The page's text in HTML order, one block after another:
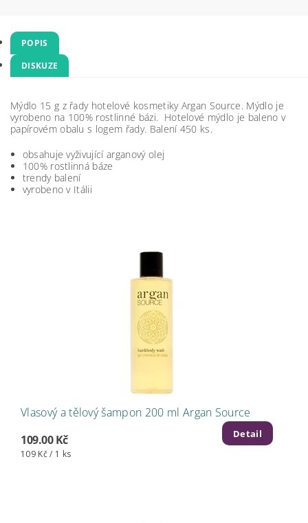
POPIS
DISKUZE
Mýdlo 15 g z řady hotelové kosmetiky Argan Source. Mýdlo je
vyrobeno na 100% rostlinné bázi. Hotelové mýdlo je baleno v
papírovém obalu s logem řady. Balení 450 ks.
obsahuje vyživující arganový olej
100% rostlinná báze
trendy balení
vyrobeno v Itálii
Vlasový a tělový šampon 200 ml Argan Source
109.00 Kč
109 Kč / 1 ks
Detail